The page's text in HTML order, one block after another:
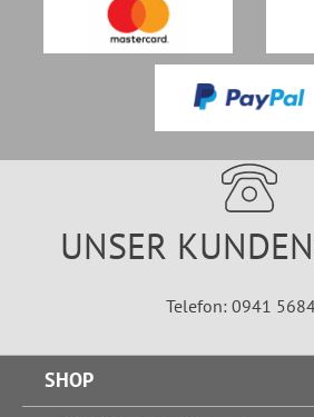
UNSER
Telefon: 0941
SHOP